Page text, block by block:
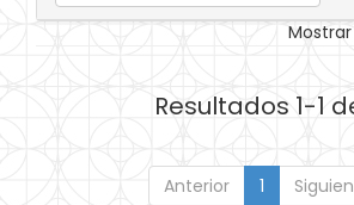
Resultados 1-1
Anterior 1